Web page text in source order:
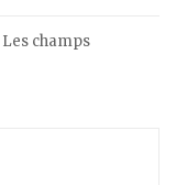
Les champs